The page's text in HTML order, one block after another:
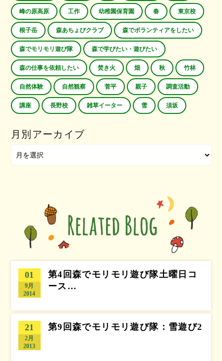
峰の原高原 工作 幼稚園保育園 春 東京校
根子岳 森あちょびクラブ 森でボランティアをしたい
森でモリモリ遊び隊 森で学びたい・遊びたい
森の仕事を依頼したい 焚き火 畑 秋 竹林
自然体験 自然観察 菅平 親子 調査活動
講座 長野校 雑草イーター 雪 須坂
月別アーカイブ
01
9月
2014
第4回森でモリモリ遊び隊土曜日コ
ース…
21
2月
2013
第9回森でモリモリ遊び隊：雪遊び2